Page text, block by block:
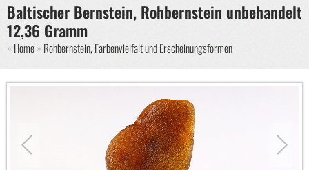
Baltischer Bernstein, Rohbernstein unbehandelt
12,36 Gramm
Sie sind hier
Home Rohbernstein, Farbenvielfalt und Erscheinungsformen